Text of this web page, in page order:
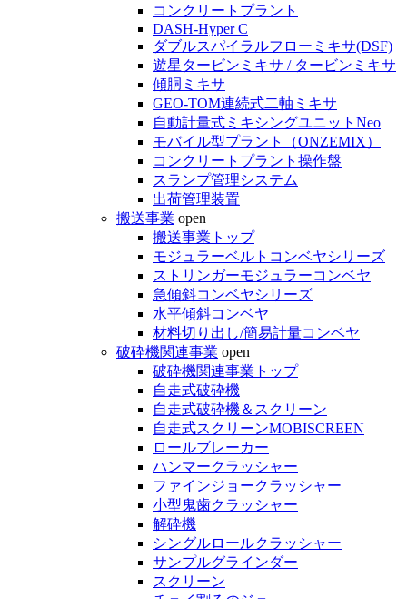
コンクリートプラント
DASH-Hyper C
ダブルスパイラルフローミキサ(DSF)
遊星タービンミキサ / タービンミキサ
傾胴ミキサ
GEO-TOM連続式二軸ミキサ
自動計量式ミキシングユニットNeo
モバイル型プラント（ONZEMIX）
コンクリートプラント操作盤
スランプ管理システム
出荷管理装置
搬送事業 open
搬送事業トップ
モジュラーベルトコンベヤシリーズ
ストリンガーモジュラーコンベヤ
急傾斜コンベヤシリーズ
水平傾斜コンベヤ
材料切り出し/簡易計量コンベヤ
破砕機関連事業 open
破砕機関連事業トップ
自走式破砕機
自走式破砕機＆スクリーン
自走式スクリーンMOBISCREEN
ロールブレーカー
ハンマークラッシャー
ファインジョークラッシャー
小型鬼歯クラッシャー
解砕機
シングルロールクラッシャー
サンプルグラインダー
スクリーン